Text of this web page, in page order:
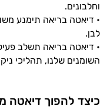
וחלבונים.
• דיאטה בריאה תימנע
לבן.
• דיאטה בריאה תשלב
השומנים שלנו, תהליכי
כיצד להפוך דיאטה
התזונה ומוצרי
עובדים יחד כדי
יום וגם בתחום